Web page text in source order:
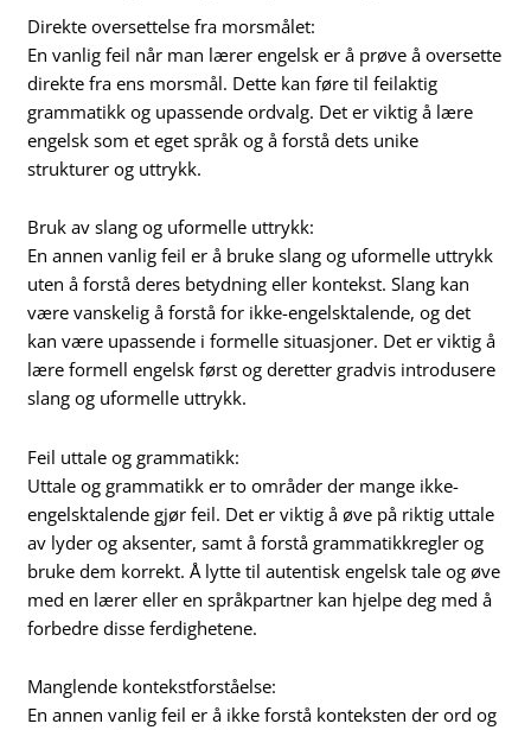
Direkte oversettelse fra morsmålet:
En vanlig feil når man lærer engelsk er å prøve å oversette
direkte fra ens morsmål. Dette kan føre til feilaktig
grammatikk og upassende ordvalg. Det er viktig å lære
engelsk som et eget språk og å forstå dets unike
strukturer og uttrykk.
Bruk av slang og uformelle uttrykk:
En annen vanlig feil er å bruke slang og uformelle uttrykk
uten å forstå deres betydning eller kontekst. Slang kan
være vanskelig å forstå for ikke-engelsktalende, og det
kan være upassende i formelle situasjoner. Det er viktig å
lære formell engelsk først og deretter gradvis introdusere
slang og uformelle uttrykk.
Feil uttale og grammatikk:
Uttale og grammatikk er to områder der mange ikke-
engelsktalende gjør feil. Det er viktig å øve på riktig uttale
av lyder og aksenter, samt å forstå grammatikkregler og
bruke dem korrekt. Å lytte til autentisk engelsk tale og øve
med en lærer eller en språkpartner kan hjelpe deg med å
forbedre disse ferdighetene.
Manglende kontekstforståelse:
En annen vanlig feil er å ikke forstå konteksten der ord og